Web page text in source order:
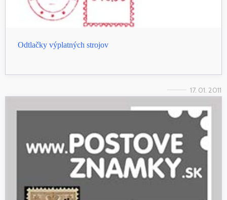
Odtlačky výplatných strojov
17. 01. 2011